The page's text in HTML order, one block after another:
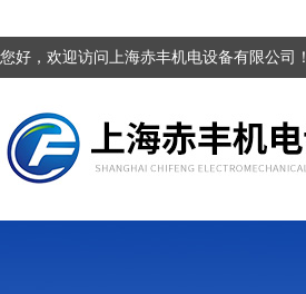
您好，欢迎访问上海赤丰机电设备有限公司！